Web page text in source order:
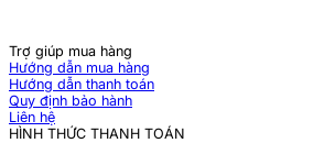
Trợ giúp mua hàng
Hướng dẫn mua hàng
Hướng dẫn thanh toán
Quy định bảo hành
Liên hệ
HÌNH THỨC THANH TOÁN